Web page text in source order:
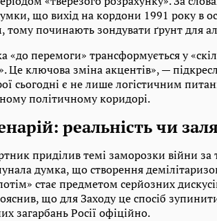
що вихід на кордони 1991 року в
починають зондувати ґрунт для
перемоги» трансформується у
Це ключова зміна акцентів», —
сьогодні є не лише логістичним
політичному коридорі.
реальність чи
приділив темі заморозки війни
думка, що створення
стає предметом серйозних
що для Заходу це спосіб
загарбань Росії офіційно.